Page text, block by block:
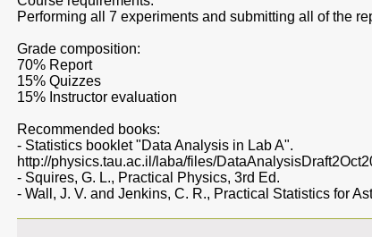
Performing all 7 experiments and submitting all of the
Grade composition:
70% Report
15% Quizzes
15% Instructor evaluation
Recommended books:
- Statistics booklet "Data Analysis in Lab A".
http://physics.tau.ac.il/laba/files/
- Squires, G. L., Practical Physics, 3rd Ed.
- Wall, J. V. and Jenkins, C. R., Practical Statistics for